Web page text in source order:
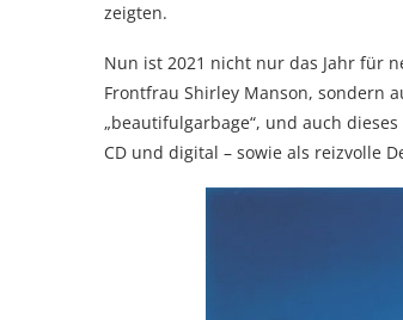
zeigten.
Nun ist 2021 nicht nur das Jahr für
Frontfrau Shirley Manson, sondern
„beautifulgarbage“, und auch
CD und digital – sowie als reizvolle